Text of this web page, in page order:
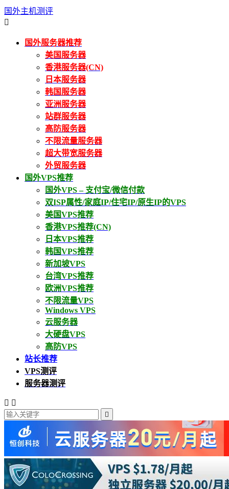
国外主机测评

国外服务器推荐
美国服务器
香港服务器(CN)
日本服务器
韩国服务器
亚洲服务器
站群服务器
高防服务器
不限流量服务器
超大带宽服务器
外贸服务器
国外VPS推荐
国外VPS – 支付宝/微信付款
双ISP属性/家庭IP/住宅IP/原生IP的VPS
美国VPS推荐
香港VPS推荐(CN)
日本VPS推荐
韩国VPS推荐
新加坡VPS
台湾VPS推荐
欧洲VPS推荐
不限流量VPS
Windows VPS
云服务器
大硬盘VPS
高防VPS
站长推荐
VPS测评
服务器测评
 
